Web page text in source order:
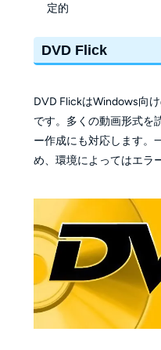
定的
DVD Flick
DVD FlickはWindows向
です。多くの動画形式を
ー作成にも対応します。
め、環境によってはエラ